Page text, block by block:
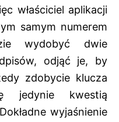
właściciel aplikacji
samym numerem
wydobyć dwie
odjąć je, by
zdobycie klucza
jedynie kwestią
wyjaśnienie